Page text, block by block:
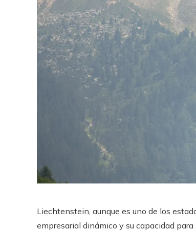
Liechtenstein, aunque es uno de los
empresarial dinámico y su capacidad